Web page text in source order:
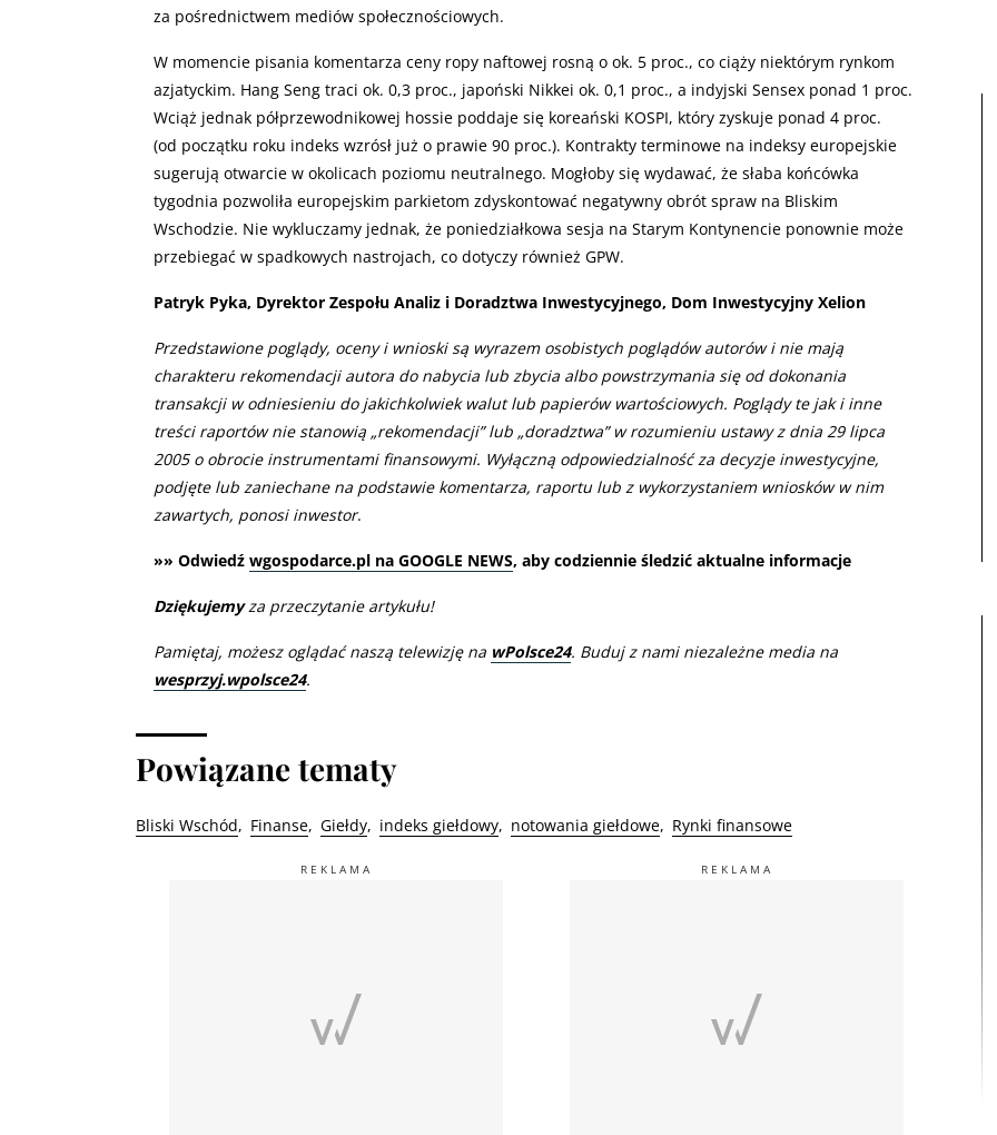
za pośrednictwem mediów społecznościowych.
W momencie pisania komentarza ceny ropy naftowej rosną o ok. 5 proc., co ciąży niektórym rynkom
azjatyckim. Hang Seng traci ok. 0,3 proc., japoński Nikkei ok. 0,1 proc., a indyjski Sensex ponad 1 proc.
Wciąż jednak półprzewodnikowej hossie poddaje się koreański KOSPI, który zyskuje ponad 4 proc.
(od początku roku indeks wzrósł już o prawie 90 proc.). Kontrakty terminowe na indeksy europejskie
sugerują otwarcie w okolicach poziomu neutralnego. Mogłoby się wydawać, że słaba końcówka
tygodnia pozwoliła europejskim parkietom zdyskontować negatywny obrót spraw na Bliskim
Wschodzie. Nie wykluczamy jednak, że poniedziałkowa sesja na Starym Kontynencie ponownie może
przebiegać w spadkowych nastrojach, co dotyczy również GPW.
Patryk Pyka, Dyrektor Zespołu Analiz i Doradztwa Inwestycyjnego, Dom Inwestycyjny Xelion
Przedstawione poglądy, oceny i wnioski są wyrazem osobistych poglądów autorów i nie mają
charakteru rekomendacji autora do nabycia lub zbycia albo powstrzymania się od dokonania
transakcji w odniesieniu do jakichkolwiek walut lub papierów wartościowych. Poglądy te jak i inne
treści raportów nie stanowią „rekomendacji” lub „doradztwa” w rozumieniu ustawy z dnia 29 lipca
2005 o obrocie instrumentami finansowymi. Wyłączną odpowiedzialność za decyzje inwestycyjne,
podjęte lub zaniechane na podstawie komentarza, raportu lub z wykorzystaniem wniosków w nim
zawartych, ponosi inwestor.
»» Odwiedź wgospodarce.pl na GOOGLE NEWS, aby codziennie śledzić aktualne informacje
Dziękujemyza przeczytanie artykułu!
Pamiętaj, możesz oglądać naszą telewizję na wPolsce24. Buduj z nami niezależne media na
wesprzyj.wpolsce24.
Powiązane tematy
Bliski Wschód Finanse Giełdy indeks giełdowy notowania giełdowe Rynki finansowe